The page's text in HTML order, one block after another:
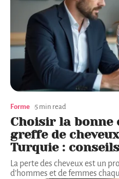
Forme 5 min read
Choisir la bonne
greffe de
Turquie :
La perte des cheveux est un
d’hommes et de femmes